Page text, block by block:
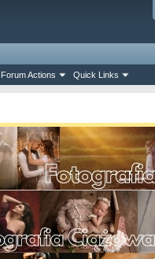
Forum Actions Quick Links